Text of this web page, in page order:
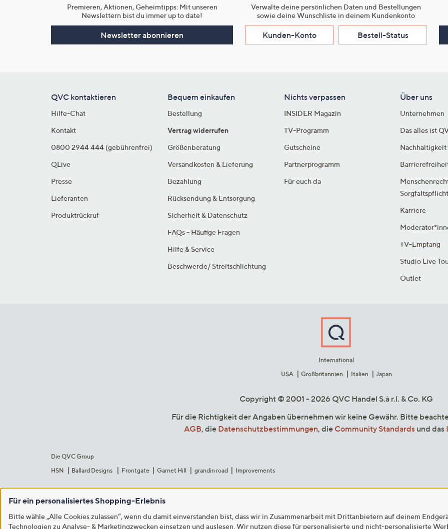
Premieren, Aktionen, Geheimtipps: Mit unseren
Newslettern bist du immer up to date!
Newsletter abonnieren
Verwalte deine persönlichen Daten und Bestellungen
sowie deine Wunschliste in deinem Kundenkonto
Kunden-Konto Bestell-Status
QVC kontaktieren
Hilfe-Chat
Kontakt
0800 2944 444 (gebührenfrei)
QLive
Presse
Lieferanten
Produktrückruf
Bequem einkaufen
Bestellung
Vertrag widerrufen
Größenberatung
Versandkosten & Lieferung
Bezahlung
Rücksendung & Entsorgung
Sicherheit & Datenschutz
FAQs - Häufige Fragen
Hilfe & Service
Beschwerde/ Streitschlichtung
Nichts verpassen
INSIDER Magazin
TV-Programm
Gutscheine
Partnerprogramm
Für euch da
Über uns
Unternehmen
Das alles ist
Nachhaltigkeit
Karriere
TV-Empfang
Studio Live
Outlet
International
USA
Großbritannien Italien Japan
Copyright © 2001 - 2026 QVC Handel S.à r.l. & Co. KG
Für die Richtigkeit der Angaben übernehmen wir keine Gewähr. Bitte
AGB, die Datenschutzbestimmungen, die Community Standardsund das
Die QVC Group
HSN
Ballard Designs Frontgate Garnet Hill grandin road Improvements
Für ein personalisiertes Shopping-Erlebnis
Bitte wähle „Alle Cookies zulassen“, wenn du damit einverstanden bist, dass wir in Zusammenarbeit mit Drittanbietern auf deinem
Technologien zu Analyse- & Marketingzwecken einsetzen und auslesen. Wir nutzen diese für personalisierte und nicht-personalisierte